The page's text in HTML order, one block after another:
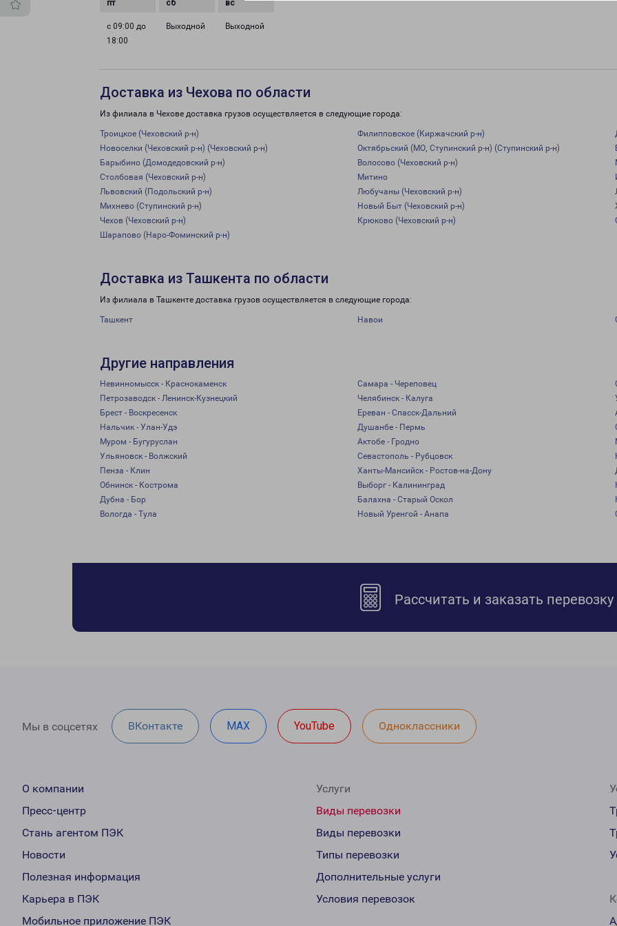
с 09:00 до
18:00
Выходной Выходной
Доставка из Чехова по области
Из филиала в Чехове доставка грузов осуществляется в следующие города:
Троицкое (Чеховский р-н) Филипповское (Киржачский р-н)
Новоселки (Чеховский р-н) (Чеховский р-н)
Октябрьский (МО, Ступинский р-н) (Ступинский р-н)
Барыбино (Домодедовский р-н)
Волосово (Чеховский р-н)
Столбовая (Чеховский р-н)
Митино
Львовский (Подольский р-н)
Любучаны (Чеховский р-н)
Михнево (Ступинский р-н)
Новый Быт (Чеховский р-н)
Чехов (Чеховский р-н)
Крюково (Чеховский р-н)
Шарапово (Наро-Фоминский р-н)
Доставка из Ташкента по области
Из филиала в Ташкенте доставка грузов осуществляется в следующие города:
Ташкент Навои
Другие направления
Невинномысск - Краснокаменск Самара - Череповец
Петрозаводск - Ленинск-Кузнецкий
Челябинск - Калуга
Брест - Воскресенск
Ереван - Спасск-Дальний
Нальчик - Улан-Удэ
Душанбе - Пермь
Муром - Бугуруслан
Актобе - Гродно
Ульяновск - Волжский
Севастополь - Рубцовск
Пенза - Клин
Ханты-Мансийск - Ростов-на-Дону
Обнинск - Кострома
Выборг - Калининград
Дубна - Бор
Балахна - Старый Оскол
Вологда - Тула
Новый Уренгой - Анапа
Рассчитать и заказать перевозку
Мы в соцсетях ВКонтакте MAX YouTube Одноклассники
О компании
Пресс-центр
Стань агентом ПЭК
Новости
Полезная информация
Карьера в ПЭК
Мобильное приложение ПЭК
Услуги
Виды перевозки
Виды перевозки
Типы перевозки
Дополнительные услуги
Условия перевозок